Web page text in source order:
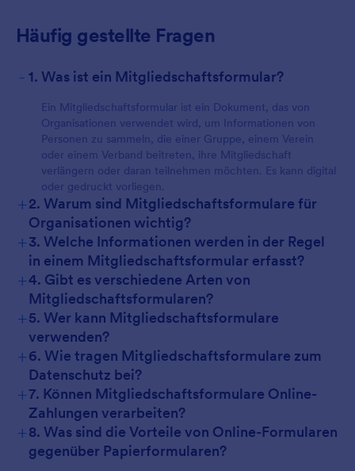
Häufig gestellte Fragen
- 1. Was ist ein Mitgliedschaftsformular?
Ein Mitgliedschaftsformular ist ein Dokument, das von
Organisationen verwendet wird, um Informationen von
Personen zu sammeln, die einer Gruppe, einem Verein
oder einem Verband beitreten, ihre Mitgliedschaft
verlängern oder daran teilnehmen möchten. Es kann digital
oder gedruckt vorliegen.
+2. Warum sind Mitgliedschaftsformulare für
Organisationen wichtig?
+3. Welche Informationen werden in der Regel
in einem Mitgliedschaftsformular erfasst?
+4. Gibt es verschiedene Arten von
Mitgliedschaftsformularen?
+5. Wer kann Mitgliedschaftsformulare
verwenden?
+6. Wie tragen Mitgliedschaftsformulare zum
Datenschutz bei?
+7. Können Mitgliedschaftsformulare Online-
Zahlungen verarbeiten?
+8. Was sind die Vorteile von Online-Formularen
gegenüber Papierformularen?